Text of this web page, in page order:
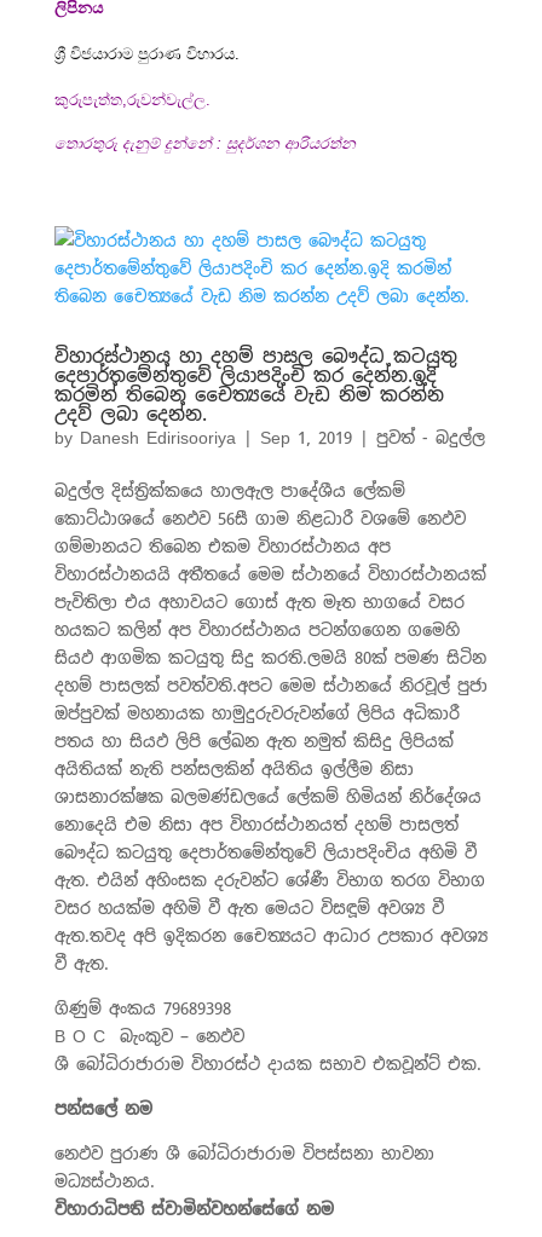
ලිපිනය
ශ්‍රී විජයාරාම පුරාණ විහාරය.
කුරුපැත්ත,රුවන්වැල්ල.
තොරතුරු දැනුම් දුන්නේ : සුදර්ශන ආරියරත්න
විහාරස්ථානය හා දහම් පාසල බෞද්ධ කටයුතු
දෙපාර්තමේන්තුවේ ලියාපදිංචි කර දෙන්න.ඉදි
කරමින් තිබෙන චෛත්‍යයේ වැඩ නිම කරන්න
උදව් ලබා දෙන්න.
by Danesh Edirisooriya| Sep 1, 2019| පුවත් - බදුල්ල
බදුල්ල දිස්ත්‍රික්කයෙ හාලඇල පාදේශීය ලේකම්
කොට්ඨාශයේ නෙඵව 56සී ගාම නිළධාරී වශමේ නෙඵව
ගම්මානයට තිබෙන එකම විහාරස්ථානය අප
විහාරස්ථානයයි අතීතයේ මෙම ස්ථානයේ විහාරස්ථානයක්
පැවිතිලා එය අහාවයට ගොස් ඇත මෑත භාගයේ වසර
හයකට කලින් අප විහාරස්ථානය පටන්ගගෙන ගමෙහි
සියඵ ආගමික කටයුතු සිදු කරති.ලමයි 80ක් පමණ සිටින
දහම් පාසලක් පවත්වති.අපට මෙම ස්ථානයේ නිරවූල් පුජා
ඔප්පුවක් මහනායක හාමුදුරුවරුවන්ගේ ලිපිය අධිකාරී
පතය හා සියඵ ලිපි ලේඛන ඇත නමුත් කිසිදු ලිපියක්
අයිතියක් නැති පන්සලකින් අයිතිය ඉල්ලීම නිසා
ශාසනාරක්ෂක බලමණ්ඩලයේ ලේකම් හිමියන් නිර්දේශය
නොදෙයි එම නිසා අප විහාරස්ථානයත් දහම් පාසලත්
බෞද්ධ කටයුතු දෙපාර්තමේන්තුවේ ලියාපදිංචිය අහිමි වී
ඇත. එයින් අහිංසක දරුවන්ට ශේණී විභාග තරග විභාග
වසර හයක්ම අහිමි වී ඇත මෙයට විසඳූම් අවශ්‍ය වී
ඇත.තවද අපි ඉදිකරන චෛත්‍යයට ආධාර උපකාර අවශ්‍ය
වී ඇත.
ගිණුම් අංකය 79689398
B O C බැංකුව – නෙඵව
ශී බෝධිරාජාරාම විහාරස්ථ දායක සභාව එකවූන්ට් එක.
පන්සලේ නම
නෙඵව පුරාණ ශී බෝධිරාජාරාම විපස්සනා භාවනා
මධ්‍යස්ථානය.
විහාරාධිපති ස්වාමින්වහන්සේගේ නම